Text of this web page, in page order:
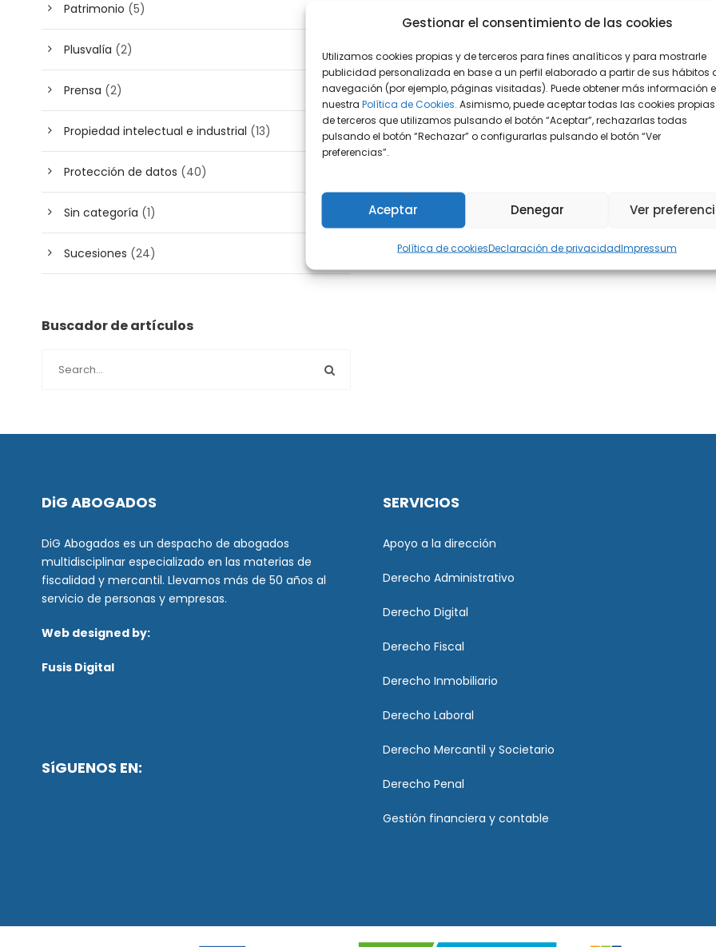
Gestionar el consentimiento de las cookies
Utilizamos cookies propias y de terceros para fines analíticos y para mostrarle
publicidad personalizada en base a un perfil elaborado a partir de sus hábitos
navegación (por ejemplo, páginas visitadas). Puede obtener más información
nuestra Política de Cookies. Asimismo, puede aceptar todas las cookies
de terceros que utilizamos pulsando el botón “Aceptar”, rechazarlas todas
pulsando el botón “Rechazar” o configurarlas pulsando el botón “Ver
preferencias”.
Aceptar Denegar Ver
Política de cookiesDeclaración de privacidadImpressum
Patrimonio (5)
Plusvalía (2)
Prensa (2)
Propiedad intelectual e industrial (13)
Protección de datos (40)
Sin categoría (1)
Sucesiones (24)
Buscador de artículos
DiG ABOGADOS
DiG Abogados es un despacho de abogados
multidisciplinar especializado en las materias de
fiscalidad y mercantil. Llevamos más de 50 años al
servicio de personas y empresas.
Web designed by:
Fusis Digital
SíGUENOS EN:
SERVICIOS
Apoyo a la dirección
Derecho Administrativo
Derecho Digital
Derecho Fiscal
Derecho Inmobiliario
Derecho Laboral
Derecho Mercantil y Societario
Derecho Penal
Gestión financiera y contable